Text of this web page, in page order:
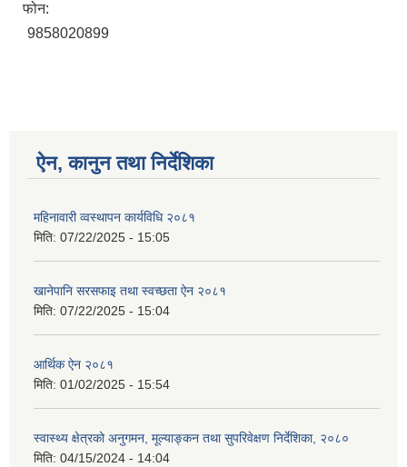
फोन:
9858020899
ऐन, कानुन तथा निर्देशिका
महिनावारी व्वस्थापन कार्यविधि २०८१
मिति: 07/22/2025 - 15:05
खानेपानि सरसफाइ तथा स्वच्छता ऐन २०८१
मिति: 07/22/2025 - 15:04
आर्थिक ऐन २०८१
मिति: 01/02/2025 - 15:54
स्वास्थ्य क्षेत्रको अनुगमन, मूल्याङ्कन तथा सुपरिवेक्षण निर्देशिका, २०८०
मिति: 04/15/2024 - 14:04